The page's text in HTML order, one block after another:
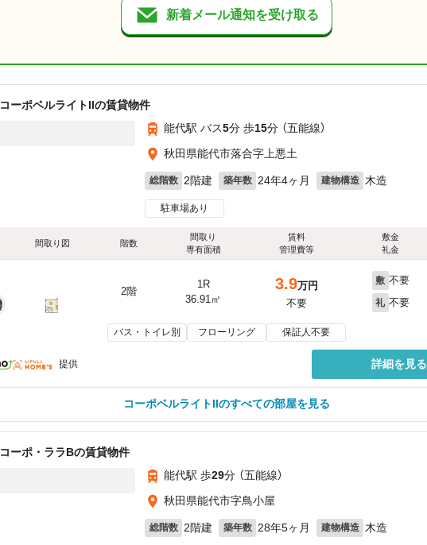
新着メール通知を受け取る
コーポベルライトIIの賃貸物件
能代駅 バス5分 歩15分 （五能線）
秋田県能代市落合字上悪土
総階数 2階建 築年数 24年4ヶ月 建物構造 木造
駐車場あり
間取り図 階数
間取り
専有面積
賃料
管理費等
敷金
礼金
2階
1R
36.91㎡
3.9万円
不要
敷 不要
礼 不要
バス・トイレ別 フローリング 保証人不要
提供 詳細を見る
コーポベルライトIIのすべての部屋を見る
コーポ・ララBの賃貸物件
能代駅 歩29分 （五能線）
秋田県能代市字鳥小屋
総階数 2階建 築年数 28年5ヶ月 建物構造 木造